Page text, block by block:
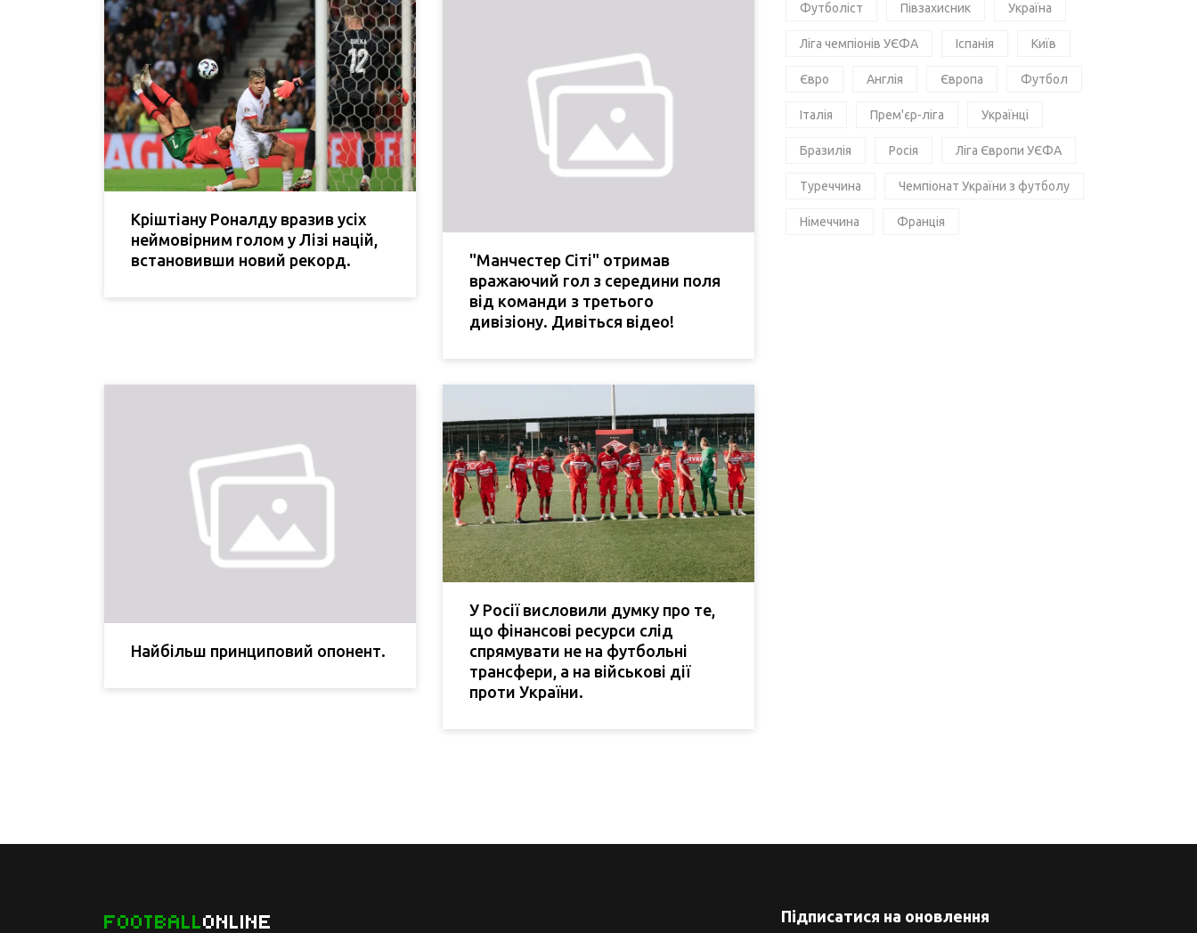
Кріштіану Роналду вразив усіх
неймовірним голом у Лізі націй,
встановивши новий рекорд.
"Манчестер Сіті" отримав
вражаючий гол з середини поля
від команди з третього
дивізіону. Дивіться відео!
Найбільш принциповий опонент.
У Росії висловили думку про те,
що фінансові ресурси слід
спрямувати не на футбольні
трансфери, а на військові дії
проти України.
Футболіст Півзахисник Україна
Ліга чемпіонів УЄФА Іспанія Київ
Євро Англія Європа Футбол
Італія Прем'єр-ліга Українці
Бразилія Росія Ліга Європи УЄФА
Туреччина Чемпіонат України з футболу
Німеччина Франція
FOOTBALLONLINE Підписатися на оновлення